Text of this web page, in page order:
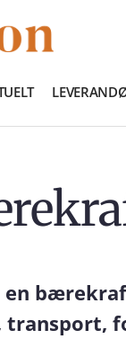
en
transport,